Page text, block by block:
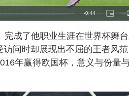
R
-0:44
P
i
u
r
e
i
n
-
成了他职业生涯在世界杯舞
问时却展现出不屈的王者风
年赢得欧国杯，意义与份量